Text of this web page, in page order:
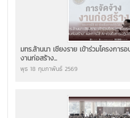
มทร.ล้านนา เชียงราย เข้าร่วมโครงกา
งานก่อสร้าง...
พุธ 18 กุมภาพันธ์ 2569